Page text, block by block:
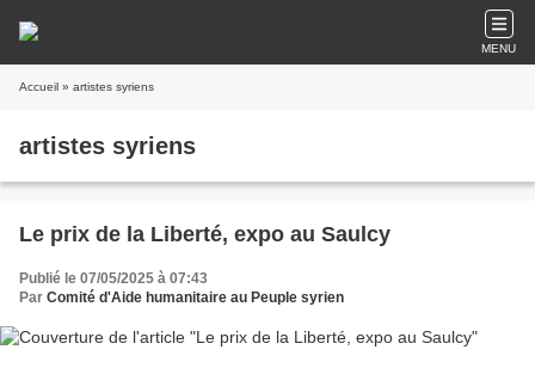
MENU
Accueil » artistes syriens
artistes syriens
Le prix de la Liberté, expo au Saulcy
Publié le 07/05/2025 à 07:43
Par Comité d'Aide humanitaire au Peuple syrien